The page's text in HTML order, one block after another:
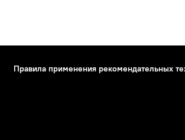
Правила применения рекомендательных